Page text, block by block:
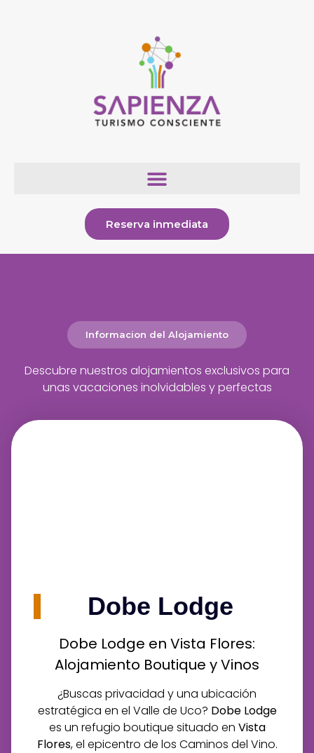
Reserva inmediata
Informacion del Alojamiento
Descubre nuestros alojamientos exclusivos para
unas vacaciones inolvidables y perfectas
Dobe Lodge
Dobe Lodge en Vista Flores:
Alojamiento Boutique y Vinos
¿Buscas privacidad y una ubicación
estratégica en el Valle de Uco? Dobe Lodge
es un refugio boutique situado en Vista
Flores, el epicentro de los Caminos del Vino.